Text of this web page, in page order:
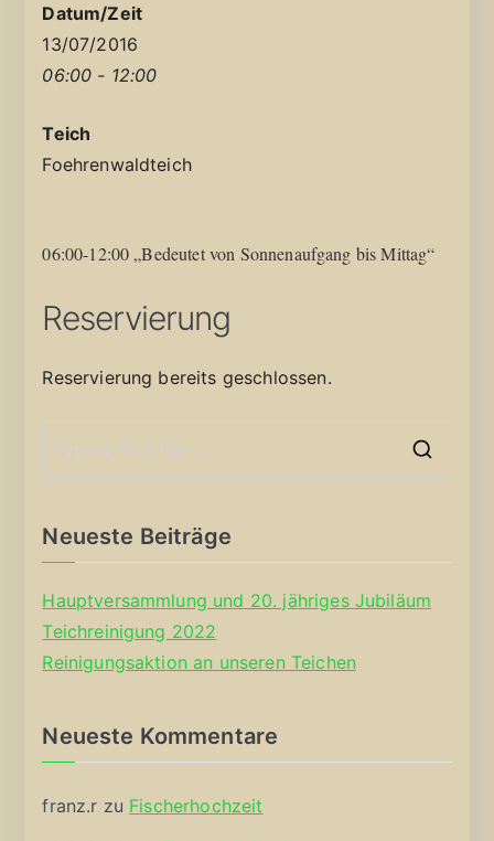
Datum/Zeit
13/07/2016
06:00 - 12:00
Teich
Foehrenwaldteich
06:00-12:00 „Bedeutet von Sonnenaufgang bis Mittag“
Reservierung
Reservierung bereits geschlossen.
Neueste Beiträge
Hauptversammlung und 20. jähriges Jubiläum
Teichreinigung 2022
Reinigungsaktion an unseren Teichen
Neueste Kommentare
franz.r zu Fischerhochzeit